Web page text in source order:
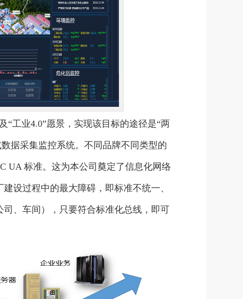
“工业4.0”愿景，实现该目标的途径是“两
据采集监控系统。不同品牌不同类型的
UA 标准。这为本公司奠定了信息化网络
设过程中的最大障碍，即标准不统一、
、车间），只要符合标准化总线，即可